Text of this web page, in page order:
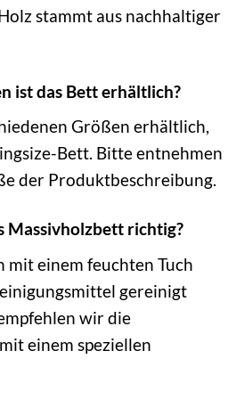
stammt aus nachhaltiger
ist das Bett erhältlich?
Größen erhältlich,
Bett. Bitte entnehmen
der Produktbeschreibung.
Massivholzbett richtig?
mit einem feuchten Tuch
gereinigt
wir die
einem speziellen